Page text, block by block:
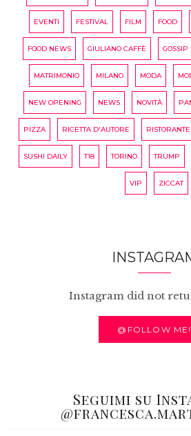
EVENTI FESTIVAL FILM FOOD
FOOD NEWS GIULIANO CAFFÈ GOSSIP
MATRIMONIO MILANO MODA
NEW OPENING NEWS NOVITÀ
PIZZA RICETTA D'AUTORE RISTORANTE
SUSHI DAILY T18 TORINO TRUMP
VIP ZICCAT
Instagram did not
@FOLLOW ME!
Seguimi su